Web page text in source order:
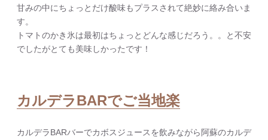
甘みの中にちょっとだけ酸味もプラスされて絶妙に絡み合いま
す。
トマトのかき氷は最初はちょっとどんな感じだろう。。と不安
でしたがとても美味しかったです！
カルデラBARでご当地楽
カルデラBARバーでカボスジュースを飲みながら阿蘇のカルデ